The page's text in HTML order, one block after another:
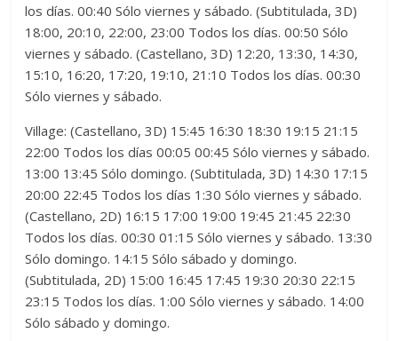
los días. 00:40 Sólo viernes y sábado. (Subtitulada, 3D)
18:00, 20:10, 22:00, 23:00 Todos los días. 00:50 Sólo
viernes y sábado. (Castellano, 3D) 12:20, 13:30, 14:30,
15:10, 16:20, 17:20, 19:10, 21:10 Todos los días. 00:30
Sólo viernes y sábado.
Village: (Castellano, 3D) 15:45 16:30 18:30 19:15 21:15
22:00 Todos los días 00:05 00:45 Sólo viernes y sábado.
13:00 13:45 Sólo domingo. (Subtitulada, 3D) 14:30 17:15
20:00 22:45 Todos los días 1:30 Sólo viernes y sábado.
(Castellano, 2D) 16:15 17:00 19:00 19:45 21:45 22:30
Todos los días. 00:30 01:15 Sólo viernes y sábado. 13:30
Sólo domingo. 14:15 Sólo sábado y domingo.
(Subtitulada, 2D) 15:00 16:45 17:45 19:30 20:30 22:15
23:15 Todos los días. 1:00 Sólo viernes y sábado. 14:00
Sólo sábado y domingo.